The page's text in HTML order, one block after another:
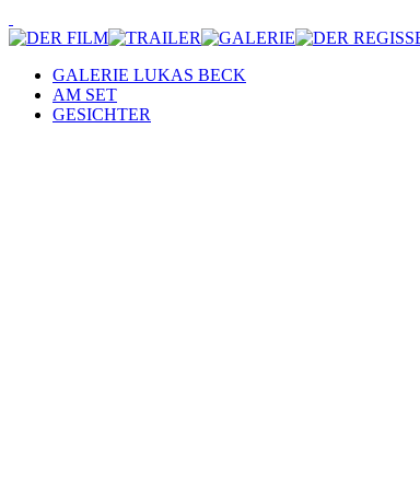
GALERIE LUKAS BECK
AM SET
GESICHTER